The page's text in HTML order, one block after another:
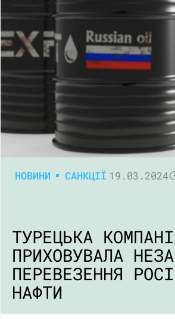
НОВИНИ САНКЦІЇ 19.03.2024
ТУРЕЦЬКА
ПРИХОВУВАЛА
ПЕРЕВЕЗЕННЯ
НАФТИ